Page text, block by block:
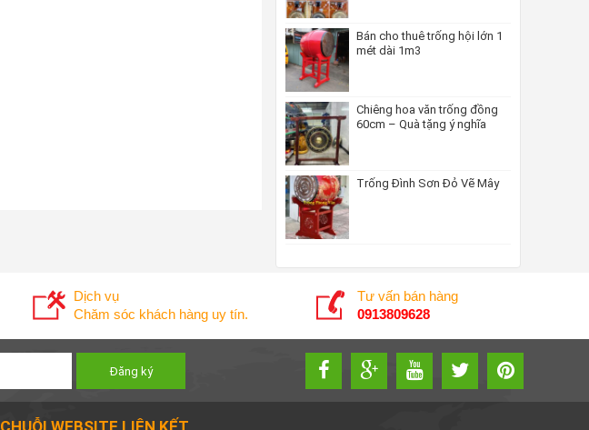
Bán cho thuê trống hội lớn 1
mét dài 1m3
Chiêng hoa văn trống đồng
60cm – Quà tặng ý nghĩa
Trống Đình Sơn Đỏ Vẽ Mây
Dịch vụ
Chăm sóc khách hàng uy tín.
Tư vấn bán hàng
0913809628
CHUỖI WEBSITE LIÊN KẾT